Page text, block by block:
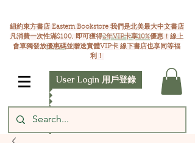
紐約東方書店 Eastern Bookstore 我們是北美最大中文書店
凡消費一次性滿$100, 即可獲得2年VIP卡享10%優惠！線上
會單獨發放優惠碼並贈送實體VIP卡 線下書店也享同等福
利！
User Login 用戶登錄